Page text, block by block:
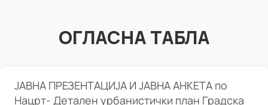
ОГЛАСНА ТАБЛА
ЈАВНА ПРЕЗЕНТАЦИЈА И ЈАВНА АНКЕТА по
Нацрт- Детален урбанистички план Градска